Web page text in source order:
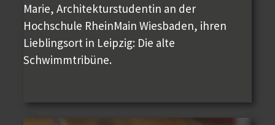
Marie, Architekturstudentin an der
Hochschule RheinMain Wiesbaden, ihren
Lieblingsort in Leipzig: Die alte
Schwimmtribüne.